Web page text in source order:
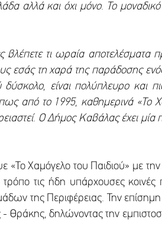
αλλά και όχι μόνο. Το
βλέπετε τι ωραία αποτελέσματα
εσάς τη χαρά της παράδοσης
είναι πολύπλευρο και
από το 1995, καθημερινά «Το
Ο Δήμος Καβάλας έχει
Χαμόγελο του Παιδιού» με
τις ήδη υπάρχουσες
της Περιφέρειας. Την
Θράκης, δηλώνοντας την